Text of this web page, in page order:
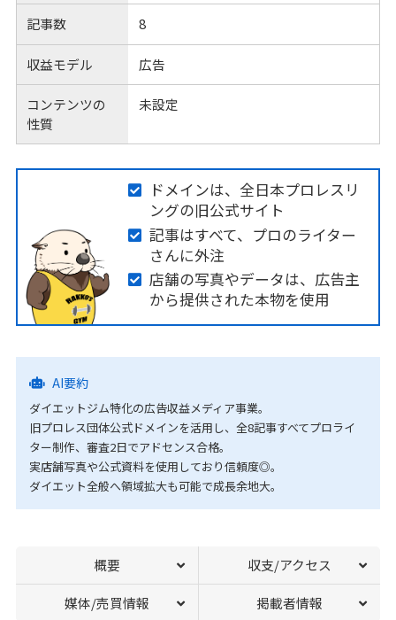
記事数 8
収益モデル 広告
コンテンツの
性質
未設定
ドメインは、全日本プロレスリ
ングの旧公式サイト
記事はすべて、プロのライター
さんに外注
店舗の写真やデータは、広告主
から提供された本物を使用
AI要約
ダイエットジム特化の広告収益メディア事業。
旧プロレス団体公式ドメインを活用し、全8記事すべてプロライ
ター制作、審査2日でアドセンス合格。
実店舗写真や公式資料を使用しており信頼度◎。
ダイエット全般へ領域拡大も可能で成長余地大。
概要 収支/アクセス
媒体/売買情報 掲載者情報